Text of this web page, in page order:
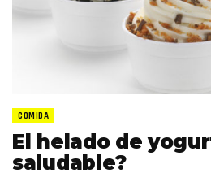
COMIDA
El helado de
saludable?